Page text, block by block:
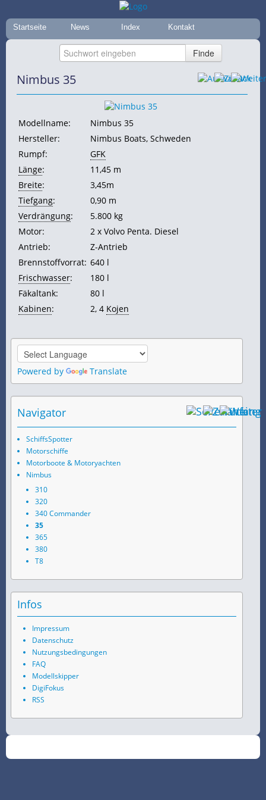
Startseite News Index Kontakt
Nimbus 35
Modellname:
Nimbus 35
Hersteller:
Nimbus Boats, Schweden
Rumpf:
GFK
Länge:
11,45 m
Breite:
3,45m
Tiefgang:
0,90 m
Verdrängung:
5.800 kg
Motor:
2 x Volvo Penta. Diesel
Antrieb:
Z-Antrieb
Brennstoffvorrat: 640 l
Frischwasser:
180 l
Fäkaltank:
80 l
Kabinen: 2, 4 Kojen
Powered by Translate
Navigator
SchiffsSpotter
Motorschiffe
Motorboote & Motoryachten
Nimbus
310
320
340 Commander
35
365
380
T8
Infos
Impressum
Datenschutz
Nutzungsbedingungen
FAQ
Modellskipper
DigiFokus
RSS